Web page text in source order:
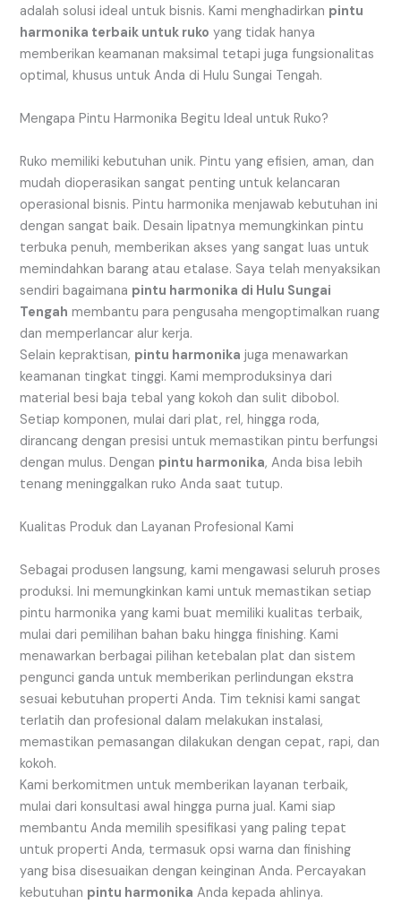
adalah solusi ideal untuk bisnis. Kami menghadirkan pintu
harmonika terbaik untuk ruko yang tidak hanya
memberikan keamanan maksimal tetapi juga fungsionalitas
optimal, khusus untuk Anda di Hulu Sungai Tengah.
Mengapa Pintu Harmonika Begitu Ideal untuk Ruko?
Ruko memiliki kebutuhan unik. Pintu yang efisien, aman, dan
mudah dioperasikan sangat penting untuk kelancaran
operasional bisnis. Pintu harmonika menjawab kebutuhan ini
dengan sangat baik. Desain lipatnya memungkinkan pintu
terbuka penuh, memberikan akses yang sangat luas untuk
memindahkan barang atau etalase. Saya telah menyaksikan
sendiri bagaimana pintu harmonika di Hulu Sungai
Tengah membantu para pengusaha mengoptimalkan ruang
dan memperlancar alur kerja.
Selain kepraktisan, pintu harmonika juga menawarkan
keamanan tingkat tinggi. Kami memproduksinya dari
material besi baja tebal yang kokoh dan sulit dibobol.
Setiap komponen, mulai dari plat, rel, hingga roda,
dirancang dengan presisi untuk memastikan pintu berfungsi
dengan mulus. Dengan pintu harmonika, Anda bisa lebih
tenang meninggalkan ruko Anda saat tutup.
Kualitas Produk dan Layanan Profesional Kami
Sebagai produsen langsung, kami mengawasi seluruh proses
produksi. Ini memungkinkan kami untuk memastikan setiap
pintu harmonika yang kami buat memiliki kualitas terbaik,
mulai dari pemilihan bahan baku hingga finishing. Kami
menawarkan berbagai pilihan ketebalan plat dan sistem
pengunci ganda untuk memberikan perlindungan ekstra
sesuai kebutuhan properti Anda. Tim teknisi kami sangat
terlatih dan profesional dalam melakukan instalasi,
memastikan pemasangan dilakukan dengan cepat, rapi, dan
kokoh.
Kami berkomitmen untuk memberikan layanan terbaik,
mulai dari konsultasi awal hingga purna jual. Kami siap
membantu Anda memilih spesifikasi yang paling tepat
untuk properti Anda, termasuk opsi warna dan finishing
yang bisa disesuaikan dengan keinginan Anda. Percayakan
kebutuhan pintu harmonika Anda kepada ahlinya.